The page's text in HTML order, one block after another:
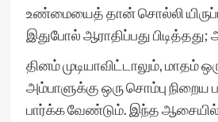
உண்மையைத் தான் சொல்லி
இதுபோல் ஆராதிப்பது பிடித்தது;
தினம் முடியாவிட்டாலும், மாதம்
அம்பாளுக்கு ஒரு சொம்பு நிறைய
பார்க்க வேண்டும். இந்த